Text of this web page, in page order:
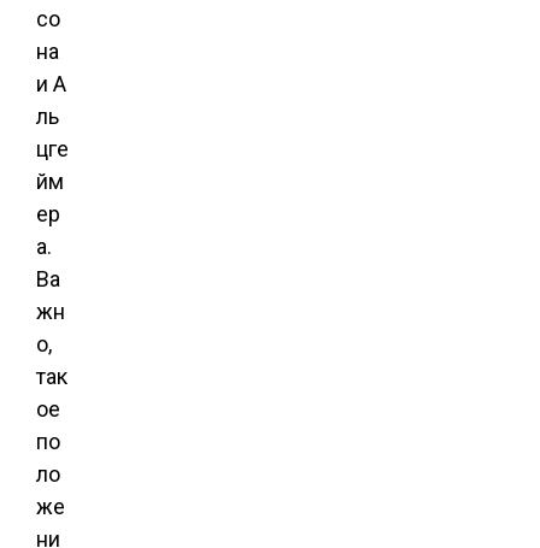
со
на
и А
ль
цге
йм
ер
а.
Ва
жн
о,
так
ое
по
ло
же
ни